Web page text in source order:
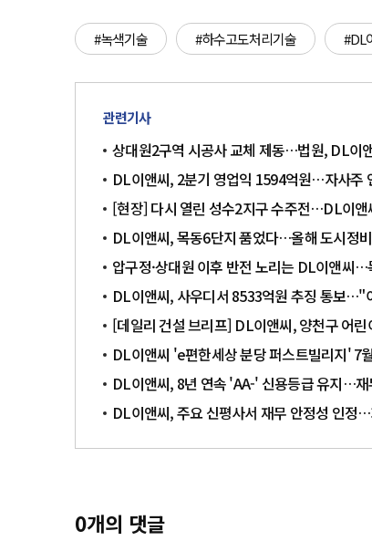
#녹색기술 #하수고도처리기술 #DL
관련기사
상대원2구역 시공사 교체 제동…법원, DL이
DL이앤씨, 2분기 영업익 1594억원…자사주
[현장] 다시 열린 성수2지구 수주전…DL이앤
DL이앤씨, 목동6단지 품었다…올해 도시정
압구정·상대원 이후 반전 노리는 DL이앤씨…
DL이앤씨, 사우디서 8533억원 추징 통보…"
[데일리 건설 브리프] DL이앤씨, 양천구 어
DL이앤씨 'e편한세상 분당 퍼스트빌리지' 7
DL이앤씨, 8년 연속 'AA-' 신용등급 유지…재
DL이앤씨, 주요 신평사서 재무 안정성 인정
0개의 댓글